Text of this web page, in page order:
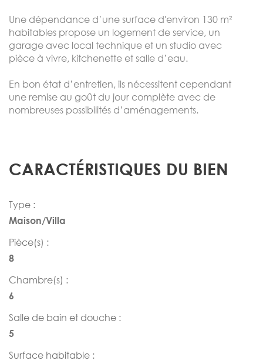
Une dépendance d’une surface d'environ 130 m²
habitables propose un logement de service, un
garage avec local technique et un studio avec
pièce à vivre, kitchenette et salle d’eau.
En bon état d’entretien, ils nécessitent cependant
une remise au goût du jour complète avec de
nombreuses possibilités d’aménagements.
CARACTÉRISTIQUES DU BIEN
Type :
Maison/Villa
Pièce(s) :
8
Chambre(s) :
6
Salle de bain et douche :
5
Surface habitable :